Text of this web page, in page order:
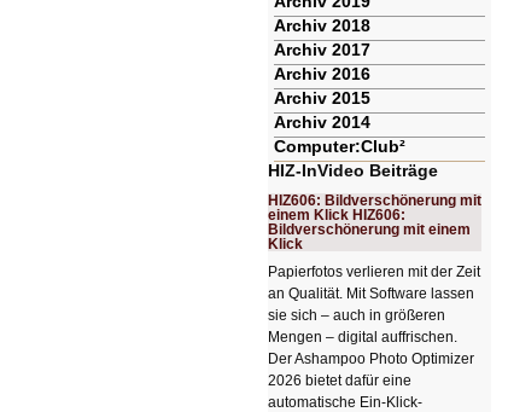
Archiv 2018
Archiv 2017
Archiv 2016
Archiv 2015
Archiv 2014
Computer:Club²
HIZ-InVideo Beiträge
HIZ606: Bildverschönerung mit
einem Klick HIZ606:
Bildverschönerung mit einem
Klick
Papierfotos verlieren mit der Zeit
an Qualität. Mit Software lassen
sie sich – auch in größeren
Mengen – digital auffrischen.
Der Ashampoo Photo Optimizer
2026 bietet dafür eine
automatische Ein-Klick-